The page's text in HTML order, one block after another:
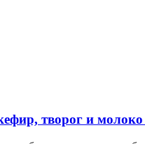
творог и